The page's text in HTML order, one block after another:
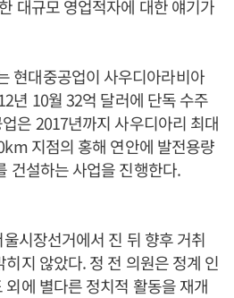
대규모 영업적자에 대한 얘기가
현대중공업이 사우디아라비아
년 10월 32억 달러에 단독 수주
은 2017년까지 사우디아리 최대
지점의 홍해 연안에 발전용량
건설하는 사업을 진행한다.
시장선거에서 진 뒤 향후 거취
지 않았다. 정 전 의원은 정계 인
에 별다른 정치적 활동을 재개